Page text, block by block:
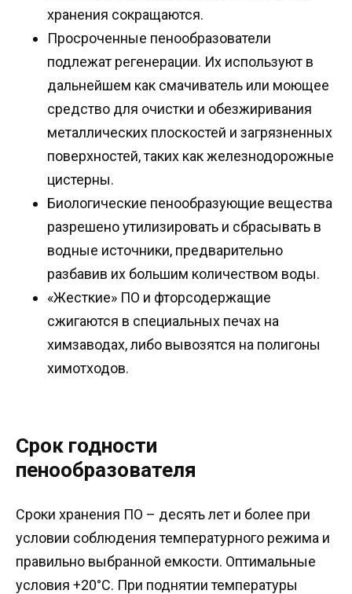
хранения сокращаются.
Просроченные пенообразователи
подлежат регенерации. Их используют в
дальнейшем как смачиватель или моющее
средство для очистки и обезжиривания
металлических плоскостей и загрязненных
поверхностей, таких как железнодорожные
цистерны.
Биологические пенообразующие вещества
разрешено утилизировать и сбрасывать в
водные источники, предварительно
разбавив их большим количеством воды.
«Жесткие» ПО и фторсодержащие
сжигаются в специальных печах на
химзаводах, либо вывозятся на полигоны
химотходов.
Срок годности
пенообразователя
Сроки хранения ПО – десять лет и более при
условии соблюдения температурного режима и
правильно выбранной емкости. Оптимальные
условия +20°С. При поднятии температуры